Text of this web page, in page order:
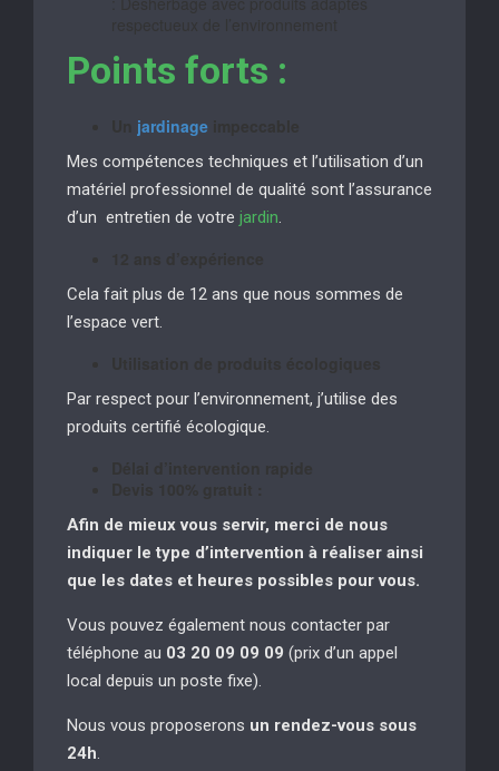
Points forts :
jardinage
Mes compétences techniques et l’utilisation d’un
matériel professionnel de qualité sont l’assurance
d’un entretien de votre jardin.
Cela fait plus de 12 ans que nous sommes de
l’espace vert.
Par respect pour l’environnement, j’utilise des
produits certifié écologique.
Afin de mieux vous servir, merci de nous
indiquer le type d’intervention à réaliser ainsi
que les dates et heures possibles pour vous.
Vous pouvez également nous contacter par
téléphone au 03 20 09 09 09 (prix d’un appel
local depuis un poste fixe).
Nous vous proposerons un rendez-vous sous
24h.